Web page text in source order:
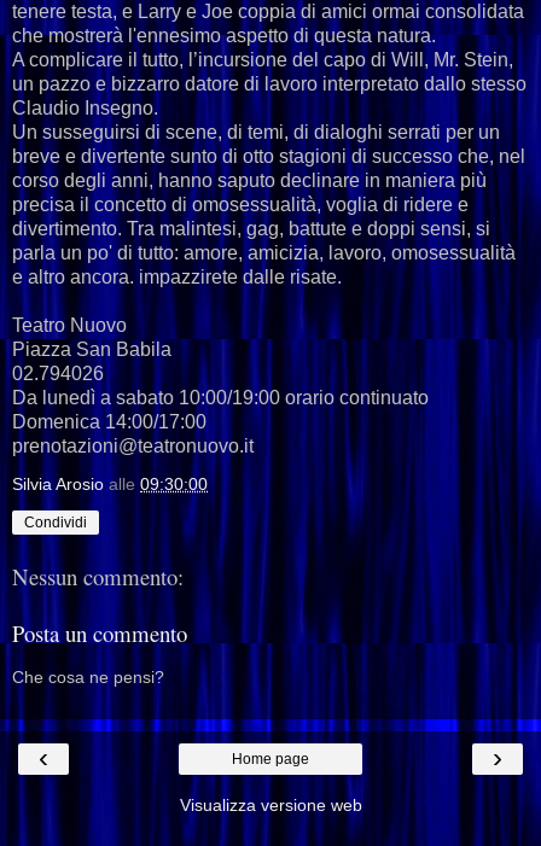
tenere testa, e Larry e Joe coppia di amici ormai consolidata
che mostrerà l'ennesimo aspetto di questa natura.
A complicare il tutto, l’incursione del capo di Will, Mr. Stein,
un pazzo e bizzarro datore di lavoro interpretato dallo stesso
Claudio Insegno.
Un susseguirsi di scene, di temi, di dialoghi serrati per un
breve e divertente sunto di otto stagioni di successo che, nel
corso degli anni, hanno saputo declinare in maniera più
precisa il concetto di omosessualità, voglia di ridere e
divertimento. Tra malintesi, gag, battute e doppi sensi, si
parla un po' di tutto: amore, amicizia, lavoro, omosessualità
e altro ancora. impazzirete dalle risate.
Teatro Nuovo
Piazza San Babila
02.794026
Da lunedì a sabato 10:00/19:00 orario continuato
Domenica 14:00/17:00
prenotazioni@teatronuovo.it
Silvia Arosio alle 09:30:00
Condividi
Nessun commento:
Posta un commento
Che cosa ne pensi?
‹ ›
Home page
Visualizza versione web